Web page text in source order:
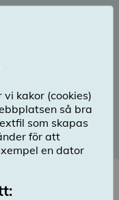
många av
inom tillsyn
visar
20 dagarna.
kakor (cookies)
så bra
som skapas
för att
en dator